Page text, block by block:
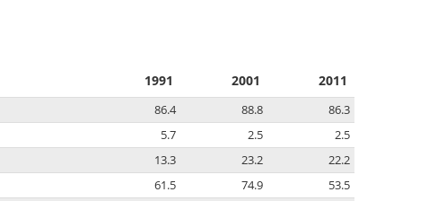
1991 2001 2011
86.4 88.8
86.3
5.7 2.5
2.5
13.3 23.2
22.2
61.5 74.9
53.5